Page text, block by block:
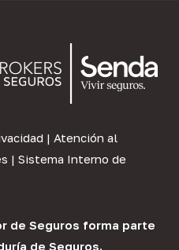
| Atención al
| Sistema Interno de
de Seguros forma parte
de Seguros.